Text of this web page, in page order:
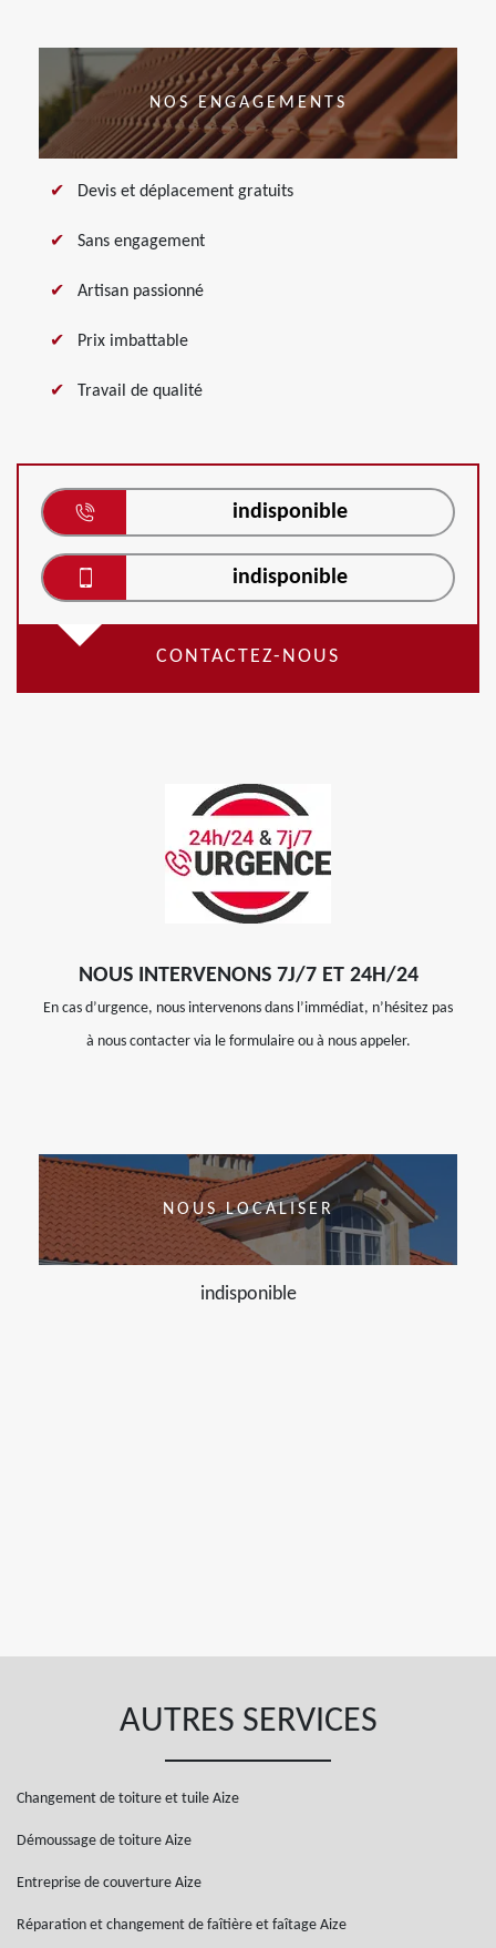
NOS ENGAGEMENTS
Devis et déplacement gratuits
Sans engagement
Artisan passionné
Prix imbattable
Travail de qualité
indisponible
indisponible
CONTACTEZ-NOUS
NOUS INTERVENONS 7J/7 ET 24H/24
En cas d’urgence, nous intervenons dans l’immédiat, n’hésitez pas
à nous contacter via le formulaire ou à nous appeler.
NOUS LOCALISER
indisponible
AUTRES SERVICES
Changement de toiture et tuile Aize
Démoussage de toiture Aize
Entreprise de couverture Aize
Réparation et changement de faîtière et faîtage Aize